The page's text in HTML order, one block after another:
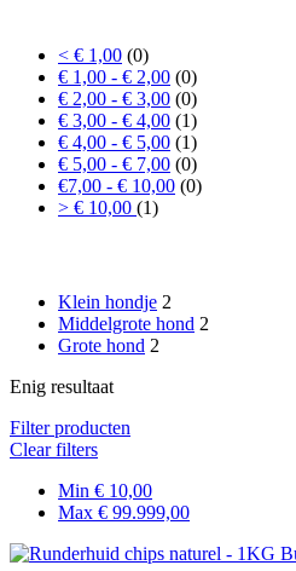
< € 1,00 (0)
€ 1,00 - € 2,00 (0)
€ 2,00 - € 3,00 (0)
€ 3,00 - € 4,00 (1)
€ 4,00 - € 5,00 (1)
€ 5,00 - € 7,00 (0)
€7,00 - € 10,00 (0)
> € 10,00 (1)
Klein hondje 2
Middelgrote hond 2
Grote hond 2
Enig resultaat
Filter producten
Clear filters
Min € 10,00
Max € 99.999,00